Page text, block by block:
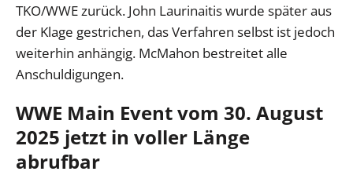
TKO/WWE zurück. John Laurinaitis wurde später aus
der Klage gestrichen, das Verfahren selbst ist jedoch
weiterhin anhängig. McMahon bestreitet alle
Anschuldigungen.
WWE Main Event vom 30. August
2025 jetzt in voller Länge
abrufbar